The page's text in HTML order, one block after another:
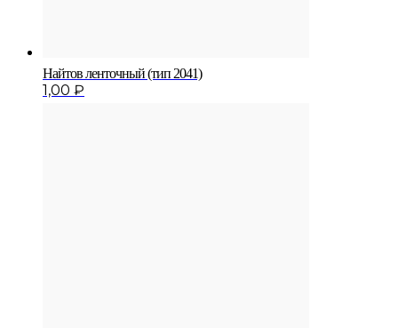
Найтов ленточный (тип 2041)
1,00 ₽